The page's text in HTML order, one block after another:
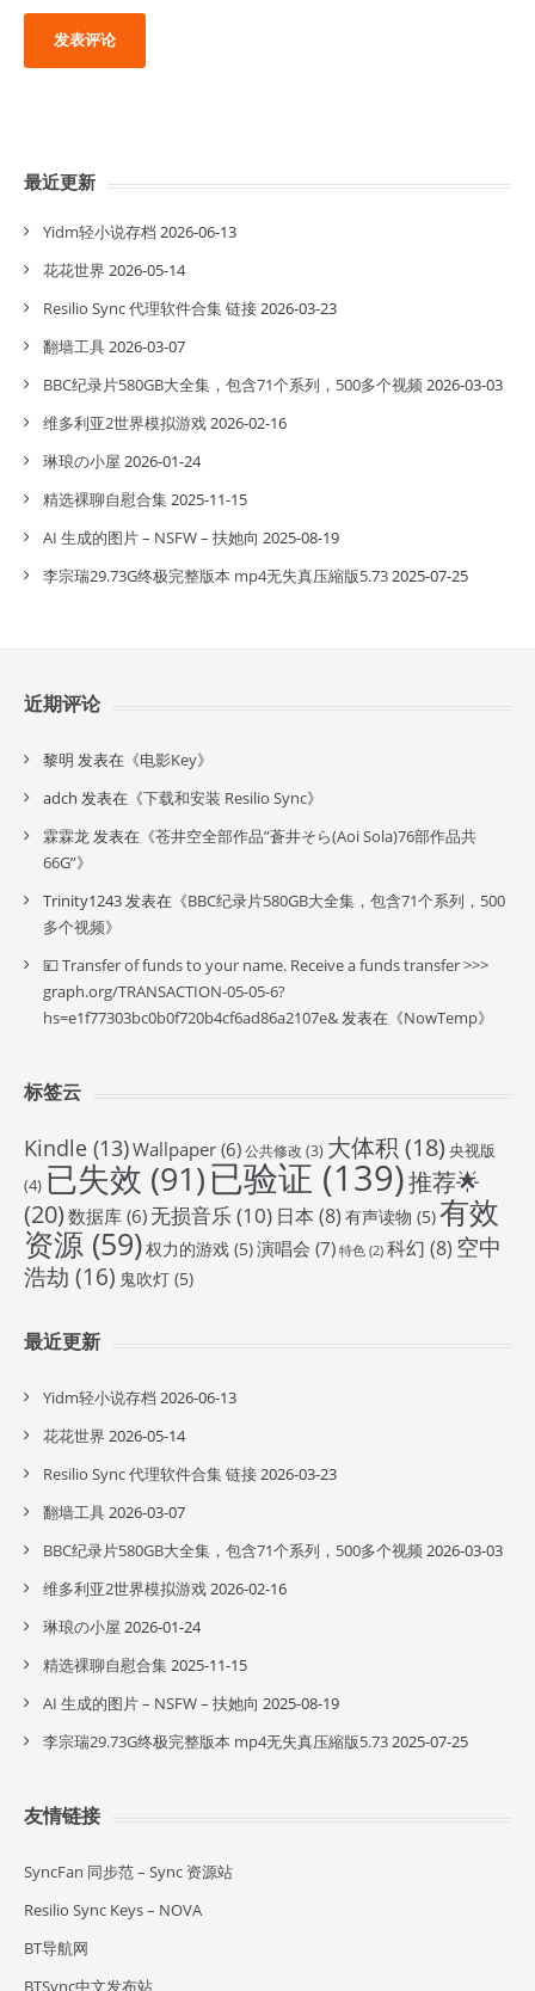
最近更新
Yidm轻小说存档 2026-06-13
花花世界 2026-05-14
Resilio Sync 代理软件合集 链接2026-03-23
翻墙工具2026-03-07
BBC纪录片580GB大全集，包含71个系列，500多个视频2026-03-03
维多利亚2世界模拟游戏2026-02-16
琳琅の小屋 2026-01-24
精选裸聊自慰合集2025-11-15
AI 生成的图片 – NSFW – 扶她向 2025-08-19
李宗瑞29.73G终极完整版本 mp4无失真压縮版5.732025-07-25
近期评论
黎明 发表在《电影Key》
adch 发表在《下载和安装 Resilio Sync》
霖霖龙发表在《苍井空全部作品”蒼井そら(Aoi Sola)76部作品共
66G”》
Trinity1243发表在《BBC纪录片580GB大全集，包含71个系列，500
多个视频》
💴 Transfer of funds to your name. Receive a funds transfer >>>
graph.org/TRANSACTION-05-05-6?
hs=e1f77303bc0b0f720b4cf6ad86a2107e&发表在《NowTemp》
标签云
Kindle (13)Wallpaper (6)公共修改 (3) 大体积 (18) 央视版
(4) 已失效 (91)已验证 (139)推荐🌟
(20) 数据库 (6) 无损音乐(10) 日本 (8) 有声读物 (5)有效
资源 (59)权力的游戏 (5)演唱会 (7) 特色 (2) 科幻 (8) 空中
浩劫 (16) 鬼吹灯 (5)
最近更新
Yidm轻小说存档 2026-06-13
花花世界 2026-05-14
Resilio Sync 代理软件合集 链接2026-03-23
翻墙工具2026-03-07
BBC纪录片580GB大全集，包含71个系列，500多个视频2026-03-03
维多利亚2世界模拟游戏2026-02-16
琳琅の小屋 2026-01-24
精选裸聊自慰合集2025-11-15
AI 生成的图片 – NSFW – 扶她向 2025-08-19
李宗瑞29.73G终极完整版本 mp4无失真压縮版5.732025-07-25
友情链接
SyncFan 同步范 – Sync 资源站
Resilio Sync Keys – NOVA
BT导航网
BTSync中文发布站